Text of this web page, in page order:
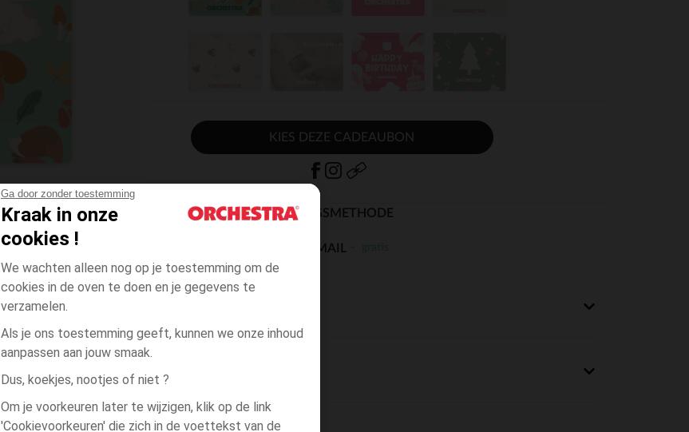
Ga door zonder toestemming
Kraak in onze
cookies !
We wachten alleen nog op je toestemming om de
cookies in de oven te doen en je gegevens te
verzamelen.
Als je ons toestemming geeft, kunnen we onze inhoud
aanpassen aan jouw smaak.
Dus, koekjes, nootjes of niet ?
Om je voorkeuren later te wijzigen, klik op de link
'Cookievoorkeuren' die zich in de voettekst van de
KIES DEZE CADEAUBON
BESCHIKBAARE LEVERINGSMETHODE
VERZENDING PER E-MAIL
1 tot 2 dagen